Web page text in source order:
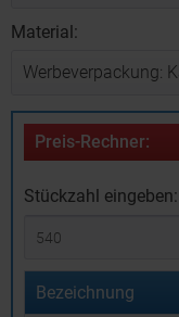
Material:
Preis-Rechner:
Stückzahl eingeben:
Bezeichnung